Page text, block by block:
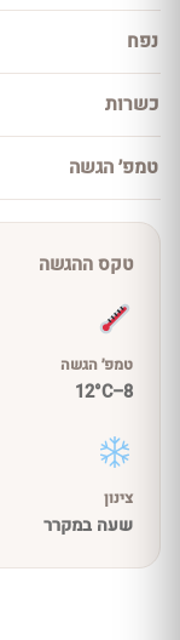
נפח
כשרות
טמפ׳ הגשה
טקס ההגשה
טמפ׳ הגשה
8–12°C
צינון
שעה במקרר